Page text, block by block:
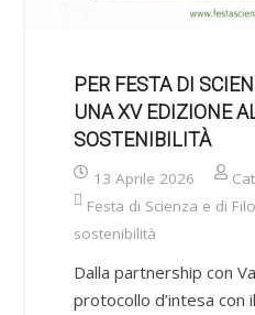
PER FESTA DI
UNA XV EDIZIONE
SOSTENIBILITÀ
13 Aprile 2026
Festa di Scienza e di
sostenibilità
Dalla partnership con
protocollo d’intesa con